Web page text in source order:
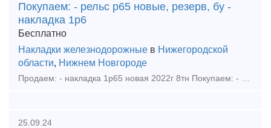
Покупаем: - рельс р65 новые, резерв, бу -
накладка 1р6
Бесплатно
Накладки железнодорожные в Нижегородской
области, Нижнем Новгороде
Продаем: - накладка 1р65 новая 2022г 8тн Покупаем: - рельс р65 новые, резерв, бу - накладка 1р65, 2р65, 1р50 новая, резерв, бу - подкладка кб65, кд65, д65, дн6-65, сд65, ск65, кб50, кд50
25.09.24